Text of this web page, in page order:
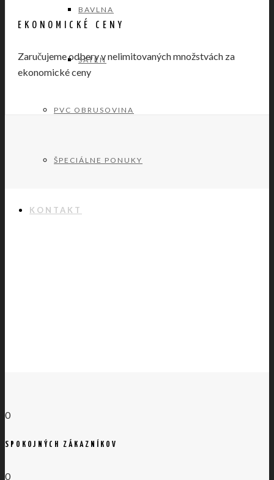
BAVLNA
SATÉN
PVC OBRUSOVINA
ŠPECIÁLNE PONUKY
KONTAKT
EKONOMICKÉ CENY
Zaručujeme odbery v nelimitovaných množstvách za
ekonomické ceny
0
SPOKOJNÝCH ZÁKAZNÍKOV
0